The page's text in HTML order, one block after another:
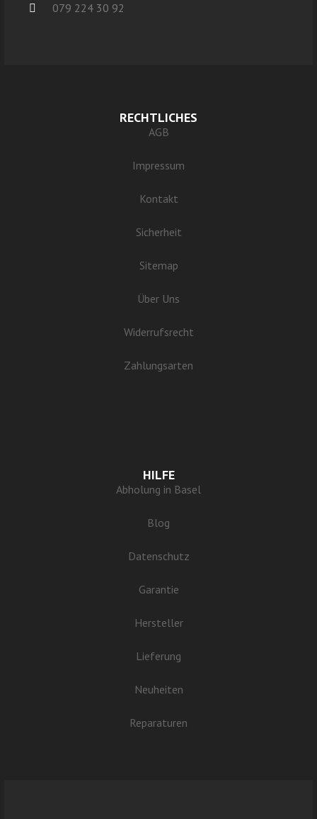
079 224 30 92
RECHTLICHES
AGB
Impressum
Kontakt
Sicherheit
Sitemap
Über Uns
Widerrufsrecht
Zahlungsarten
HILFE
Abholung in Basel
Blog
Datenschutz
Garantie
Hersteller
Lieferung
Neuheiten
Reparaturen